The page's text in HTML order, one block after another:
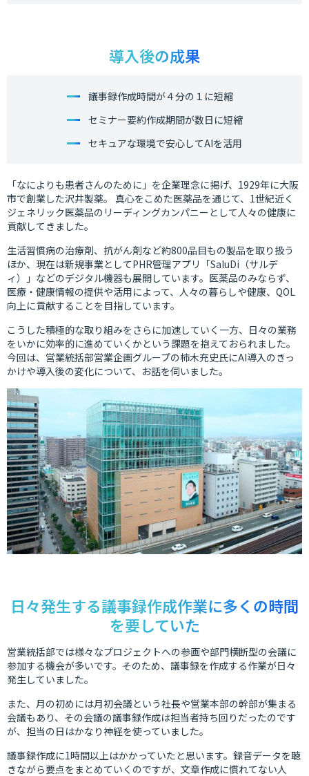
導入後の成果
議事録作成時間が４分の１に短縮
セミナー要約作成期間が数日に短縮
セキュアな環境で安心してAIを活用
「なによりも患者さんのために」を企業理念に掲げ、1929年に大阪
市で創業した沢井製薬。 真心をこめた医薬品を通じて、1世紀近く
ジェネリック医薬品のリーディングカンパニーとして人々の健康に
貢献してきました。
生活習慣病の治療剤、抗がん剤など約800品目もの製品を取り扱う
ほか、現在は新規事業としてPHR管理アプリ「SaluDi（サルデ
ィ）」などのデジタル機器も展開しています。医薬品のみならず、
医療・健康情報の提供や活用によって、人々の暮らしや健康、QOL
向上に貢献することを目指しています。
こうした積極的な取り組みをさらに加速していく一方、日々の業務
をいかに効率的に進めていくかという課題を抱えておられました。
今回は、営業統括部営業企画グループの柿木充史氏にAI導入のきっ
かけや導入後の変化について、お話を伺いました。
日々発生する議事録作成作業に多くの時間
を要していた
営業統括部では様々なプロジェクトへの参画や部門横断型の会議に
参加する機会が多いです。そのため、議事録を作成する作業が日々
発生していました。
また、月の初めには月初会議という社長や営業本部の幹部が集まる
会議もあり、その会議の議事録作成は担当者持ち回りだったのです
が、担当の日はかなり神経を使っていました。
議事録作成に1時間以上はかかっていたと思います。録音データを聴
きながら要点をまとめていくのですが、文章作成に慣れてない人